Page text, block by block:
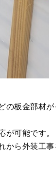
板金部材が
可能です。
ら外装工